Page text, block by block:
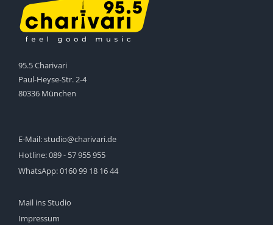
95.5 Charivari
Paul-Heyse-Str. 2-4
80336 München
E-Mail:studio@charivari.de
Hotline:089 - 57 955 955
WhatsApp:0160 99 18 16 44
Mail ins Studio
Impressum